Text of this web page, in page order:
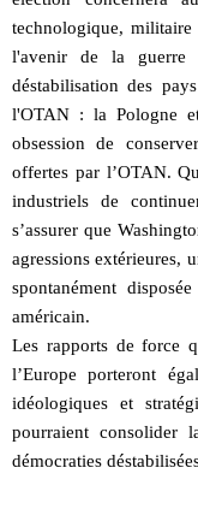
technologique,
l'avenir de la guerre
déstabilisation des
l'OTAN : la Pologne
obsession de
offertes par l’OTAN.
industriels de
s’assurer que
agressions extérieures,
spontanément
américain.
Les rapports de force
l’Europe porteront
idéologiques et
pourraient consolider
démocraties